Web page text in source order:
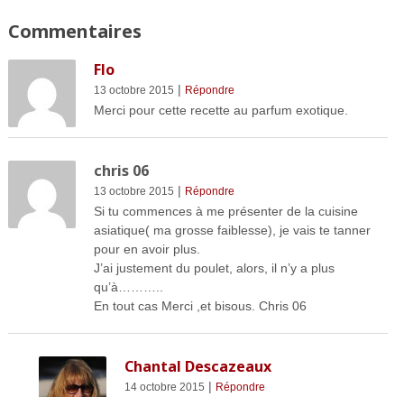
Commentaires
Flo
13 octobre 2015 | Répondre
Merci pour cette recette au parfum exotique.
chris 06
13 octobre 2015 | Répondre
Si tu commences à me présenter de la cuisine
asiatique( ma grosse faiblesse), je vais te tanner
pour en avoir plus.
J’ai justement du poulet, alors, il n’y a plus
qu’à………..
En tout cas Merci ,et bisous. Chris 06
Chantal Descazeaux
14 octobre 2015 | Répondre